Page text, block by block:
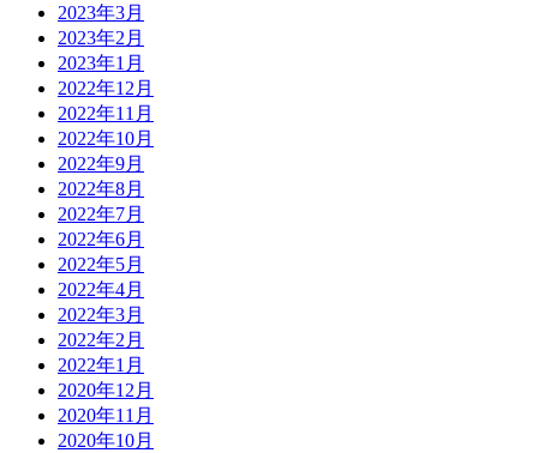
2023年3月
2023年2月
2023年1月
2022年12月
2022年11月
2022年10月
2022年9月
2022年8月
2022年7月
2022年6月
2022年5月
2022年4月
2022年3月
2022年2月
2022年1月
2020年12月
2020年11月
2020年10月